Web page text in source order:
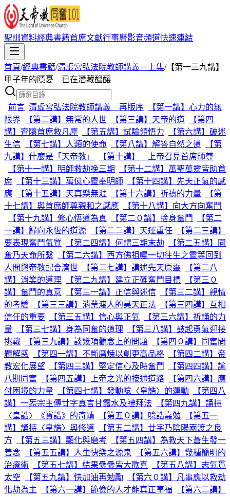
聖訓資料經典書籍首席文獻行事曆影音頻道快速連結
首頁/經典書籍/清虛宮弘法院教師講義－上集/【第一三九講】
甲子年的隱憂 已在潛藏醞釀
前言 清虛宮弘法院教師講義 再版序
【第一講】心力的無
限界
【第二講】無常的人世 【第三講】天帝的道
【第四
講】齊隨首席救凡塵
【第五講】試驗領悟力
【第六講】破迷
生信
【第七講】人類的使命 【第八講】解答自然之道
【第
九講】什麼是「天帝教」
【第十講】 上帝召見首席師尊
【第十一講】明師救劫挽三期
【第十二講】萬聖萬靈皆助首
席
【第十三講】萬億心靈奉明師
【第十四講】先天正氣的感
應
【第十五講】天真樂無涯 【第十六講】祈禱的力量
【第
十七講】與首席師尊親和之感應
【第十八講】向大方向奮鬥
【第十九講】修心悟道為真
【第二０講】捨身奮鬥
【第二
一講】歸向永恆的道源
【第二二講】天運重任
【第二三講】
要表現奮鬥氣質
【第二四講】何謂三期末劫
【第二五講】同
奮乃天命所繫
【第二六講】西方佛祖囑一切往生之靈等回到
人間與帝教配合濟世
【第二七講】講述先天原靈
【第二八
講】消業的道理
【第二九講】建立正確奮鬥目標
【第三０
講】奮鬥的真意
【第三一講】正信與迷信
【第三二講】親情
的考驗
【第三三講】消業渡人的昊天正法
【第三四講】互相
信任的重要
【第三五講】信心與正氣
【第三六講】祈誦的力
量
【第三七講】身為同奮的道理
【第三八講】鼓起勇氣迎接
挑戰
【第三九講】談幾項觀念上的問題
【第四０講】同奮問
題解惑
【第四一講】不斷磨煉以創更高品格
【第四二講】帝
教宏化展望
【第四三講】堅定信心及時奮鬥
【第四四講】諭
八期同奮
【第四五講】上帝之光的接通道路
【第四六講】應
付困境的力量
【第四七講】發動唸〈皇誥〉的運動
【第四八
講】一炁宗主傳廿字真言甘露水及禮拜法
【第四九講】誦持
〈皇誥〉《寶誥》的奇蹟
【第五０講】唸誥嘉勉
【第五一
講】誦持〈皇誥〉與修道
【第五二講】廿字乃陰陽兩渡之良
方
【第五三講】顯化與磨考
【第五四講】為救天下蒼生發一
善念
【第五五講】人生快樂之源泉
【第五六講】幾種簡明的
治療術
【第五七講】結果纍纍皆大歡喜
【第五八講】志氣貫
太空
【第五九講】快加油再勉勵
【第六０講】凡事應以救劫
化劫為主
【第六一講】節儉的人才能真正享福
【第六二講】